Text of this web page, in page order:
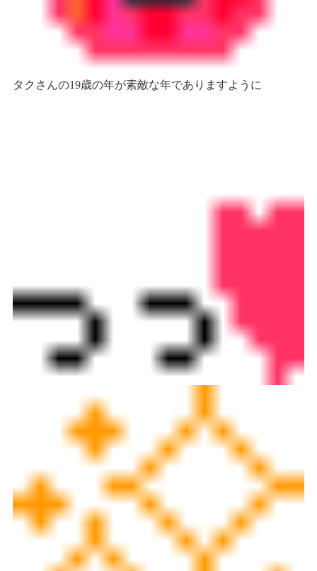
タクさんの19歳の年が素敵な年でありますように